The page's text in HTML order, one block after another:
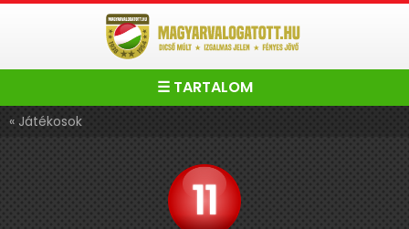
☰ TARTALOM
« Játékosok
11